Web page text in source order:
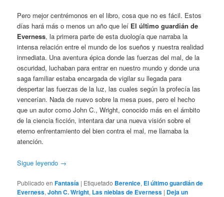
Pero mejor centrémonos en el libro, cosa que no es fácil. Estos
días hará más o menos un año que leí El último guardián de
Everness, la primera parte de esta duología que narraba la
intensa relación entre el mundo de los sueños y nuestra realidad
inmediata. Una aventura épica donde las fuerzas del mal, de la
oscuridad, luchaban para entrar en nuestro mundo y donde una
saga familiar estaba encargada de vigilar su llegada para
despertar las fuerzas de la luz, las cuales según la profecía las
vencerían. Nada de nuevo sobre la mesa pues, pero el hecho
que un autor como John C., Wright, conocido más en el ámbito
de la ciencia ficción, intentara dar una nueva visión sobre el
eterno enfrentamiento del bien contra el mal, me llamaba la
atención.
Sigue leyendo →
Publicado en Fantasía | Etiquetado Berenice, El último guardián de
Everness,John C. Wright, Las nieblas de Everness | Deja un